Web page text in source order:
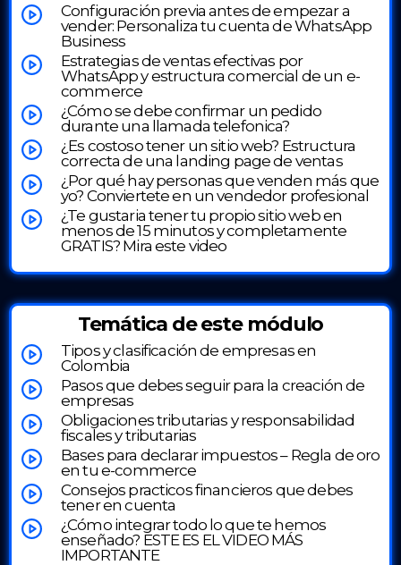
Configuración previa antes de empezar a
vender: Personaliza tu cuenta de WhatsApp
Business
Estrategias de ventas efectivas por
WhatsApp y estructura comercial de un e-
commerce
¿Cómo se debe confirmar un pedido
durante una llamada telefonica?
¿Es costoso tener un sitio web? Estructura
correcta de una landing page de ventas
¿Por qué hay personas que venden más que
yo? Conviertete en un vendedor profesional
¿Te gustaria tener tu propio sitio web en
menos de 15 minutos y completamente
GRATIS? Mira este video
Temática de este módulo
Tipos y clasificación de empresas en
Colombia
Pasos que debes seguir para la creación de
empresas
Obligaciones tributarias y responsabilidad
fiscales y tributarias
Bases para declarar impuestos – Regla de oro
en tu e-commerce
Consejos practicos financieros que debes
tener en cuenta
¿Cómo integrar todo lo que te hemos
enseñado? ESTE ES EL VIDEO MÁS
IMPORTANTE